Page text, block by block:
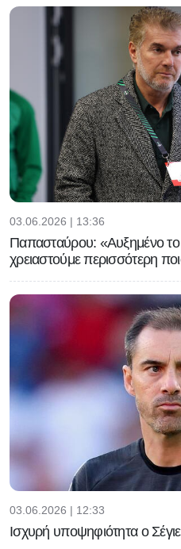
03.06.2026 | 13:36
Παπασταύρου: «Αυξημένο το
χρειαστούμε περισσότερη
03.06.2026 | 12:33
Ισχυρή υποψηφιότητα ο